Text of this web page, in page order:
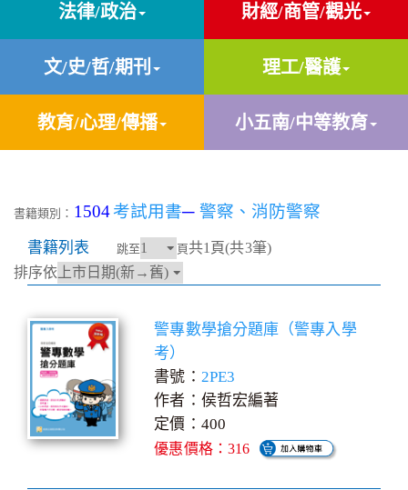
法律/政治 財經/商管/觀光
文/史/哲/期刊 理工/醫護
教育/心理/傳播 小五南/中等教育
書籍類別： 1504考試用書─ 警察、消防警察
書籍列表 跳至 頁共1頁(共3筆)
排序依
警專數學搶分題庫（警專入學
考）
書號： 2PE3
作者：侯哲宏編著
定價：400
優惠價格：316